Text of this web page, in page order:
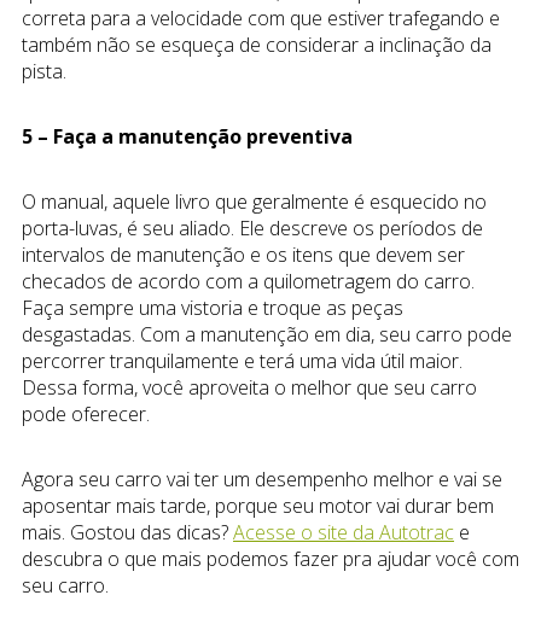
correta para a velocidade com que estiver trafegando e
também não se esqueça de considerar a inclinação da
pista.
5 – Faça a manutenção preventiva
O manual, aquele livro que geralmente é esquecido no
porta-luvas, é seu aliado. Ele descreve os períodos de
intervalos de manutenção e os itens que devem ser
checados de acordo com a quilometragem do carro.
Faça sempre uma vistoria e troque as peças
desgastadas. Com a manutenção em dia, seu carro pode
percorrer tranquilamente e terá uma vida útil maior.
Dessa forma, você aproveita o melhor que seu carro
pode oferecer.
Agora seu carro vai ter um desempenho melhor e vai se
aposentar mais tarde, porque seu motor vai durar bem
mais. Gostou das dicas?Acesse o site da Autotrac e
descubra o que mais podemos fazer pra ajudar você com
seu carro.